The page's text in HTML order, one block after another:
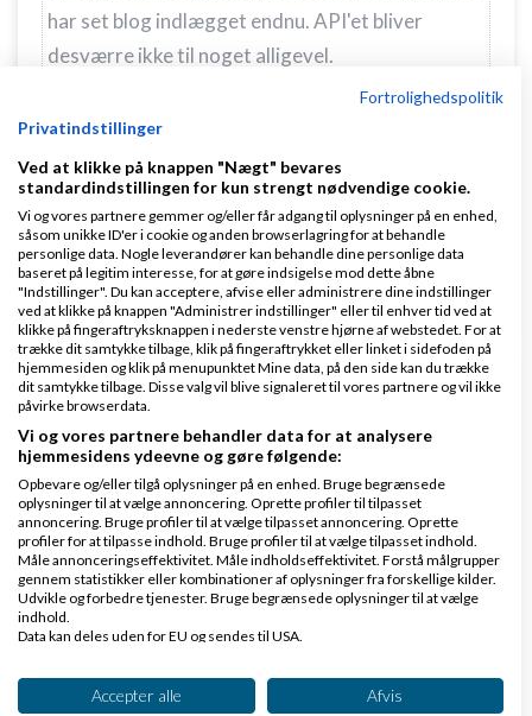
har set blog indlægget endnu. API'et bliver
desværre ikke til noget alligevel.
Hvor har du læst dette?
Med venlig hilsen
Bastian J -Magento udvikler
Svar
Technical.dk
Skrevet 24-07-2014 kl. 17:45
Bastian:
Jens Juul Nielsen:
Fortrolighedspolitik
Privatindstillinger
Ved at klikke på knappen "Nægt" bevares
standardindstillingen for kun strengt nødvendige cookie.
Vi og vores partnere gemmer og/eller får adgang til oplysninger på en enhed,
såsom unikke ID'er i cookie og anden browserlagring for at behandle
personlige data. Nogle leverandører kan behandle dine personlige data
baseret på legitim interesse, for at gøre indsigelse mod dette åbne
"Indstillinger". Du kan acceptere, afvise eller administrere dine indstillinger
ved at klikke på knappen "Administrer indstillinger" eller til enhver tid ved at
klikke på fingeraftryksknappen i nederste venstre hjørne af webstedet. For at
trække dit samtykke tilbage, klik på fingeraftrykket eller linket i sidefoden på
hjemmesiden og klik på menupunktet Mine data, på den side kan du trække
dit samtykke tilbage. Disse valg vil blive signaleret til vores partnere og vil ikke
påvirke browserdata.
Vi og vores partnere behandler data for at analysere
hjemmesidens ydeevne og gøre følgende:
Opbevare og/eller tilgå oplysninger på en enhed. Bruge begrænsede
oplysninger til at vælge annoncering. Oprette profiler til tilpasset
annoncering. Bruge profiler til at vælge tilpasset annoncering. Oprette
profiler for at tilpasse indhold. Bruge profiler til at vælge tilpasset indhold.
Måle annonceringseffektivitet. Måle indholdseffektivitet. Forstå målgrupper
gennem statistikker eller kombinationer af oplysninger fra forskellige kilder.
Udvikle og forbedre tjenester. Bruge begrænsede oplysninger til at vælge
indhold.
Data kan deles uden for EU og sendes til USA.
Se partnerliste (2 IAB-leverandører)
Accepter alle Afvis